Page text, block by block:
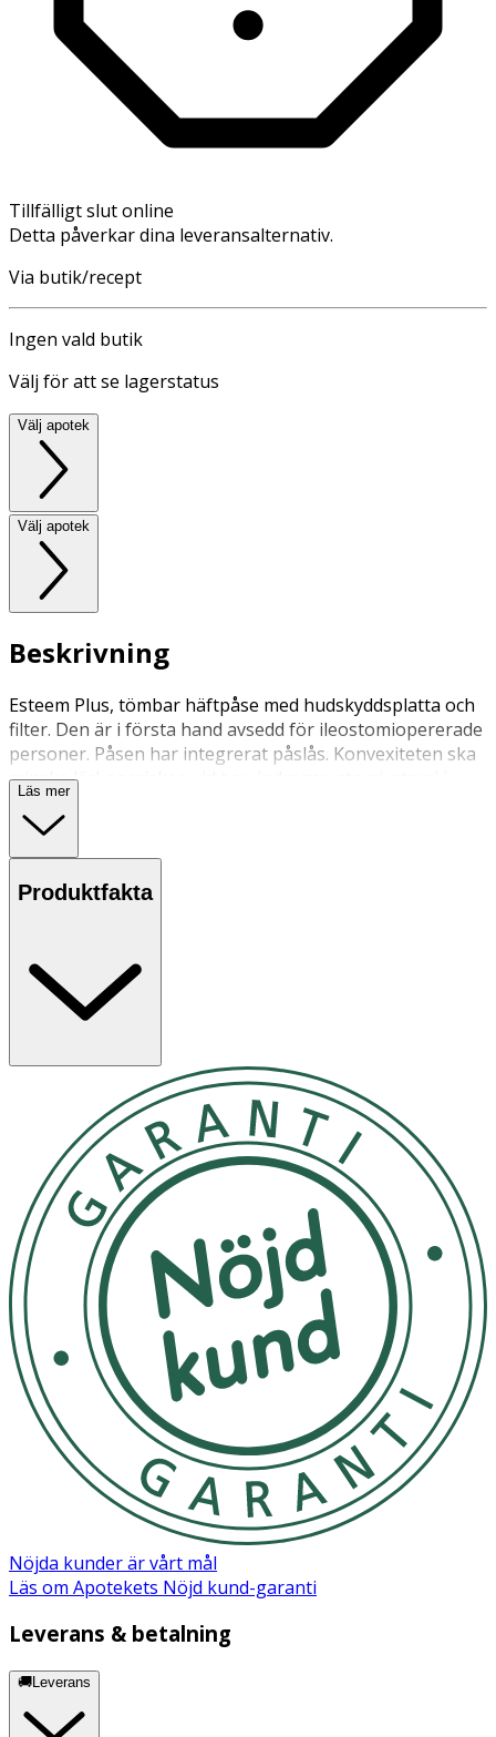
Tillfälligt slut online
Detta påverkar dina leveransalternativ.
Via butik/recept
Ingen vald butik
Välj för att se lagerstatus
Välj apotek
Välj apotek
Beskrivning
Esteem Plus, tömbar häftpåse med hudskyddsplatta och
filter. Den är i första hand avsedd för ileostomiopererade
personer. Påsen har integrerat påslås. Konvexiteten ska
minska läckagerisken vid t.ex. indragen stomi, stomi i
hudplanet eller ojämnheter i huden. Hudskyddsplattan är
täckt av Durahesivematerial, vilket börjar svälla när det
kommer i kontakt med avföring.
Läs mer
Produktfakta
Nöjda kunder är vårt mål
Läs om Apotekets Nöjd kund-garanti
Leverans & betalning
🚚Leverans